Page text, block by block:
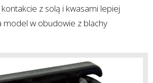
z solą i kwasami lepiej
model w obudowie z blachy